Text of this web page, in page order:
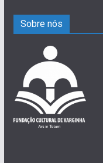
Sobre nós